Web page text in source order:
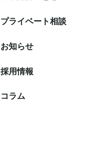
プライベート相談
お知らせ
採⽤情報
コラム